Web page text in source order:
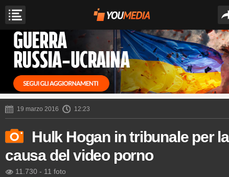
19 marzo 2016 12:23
Hulk Hogan in tribunale per la
causa del video porno
11.730 - 11 foto